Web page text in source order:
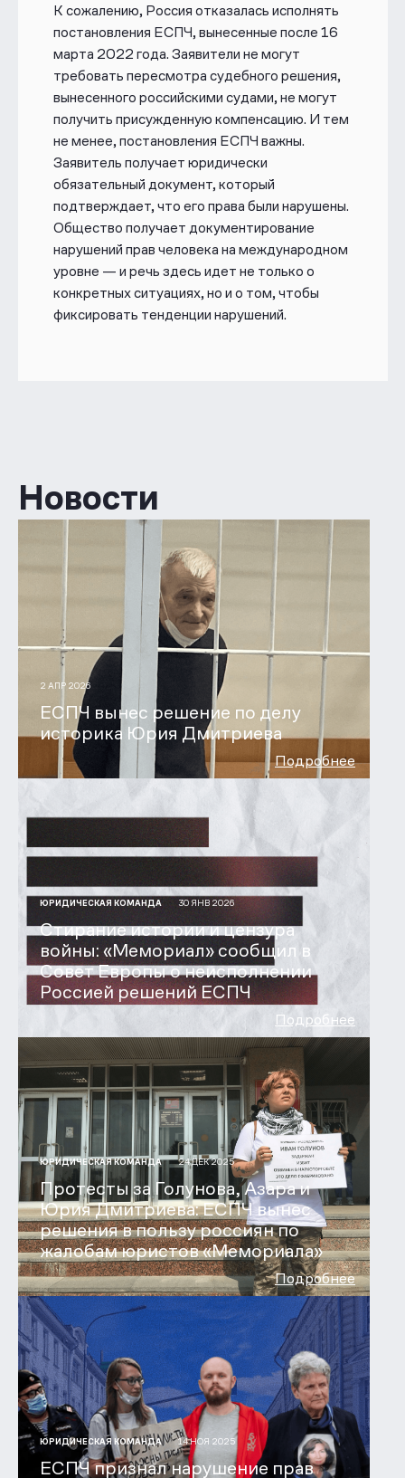
К сожалению, Россия отказалась исполнять
постановления ЕСПЧ, вынесенные после 16
марта 2022 года. Заявители не могут
требовать пересмотра судебного решения,
вынесенного российскими судами, не могут
получить присужденную компенсацию. И тем
не менее, постановления ЕСПЧ важны.
Заявитель получает юридически
обязательный документ, который
подтверждает, что его права были нарушены.
Общество получает документирование
нарушений прав человека на международном
уровне — и речь здесь идет не только о
конкретных ситуациях, но и о том, чтобы
фиксировать тенденции нарушений.
Новости
2 АПР 2026
ЕСПЧ вынес решение по делу
историка Юрия Дмитриева
Подробнее
ЮРИДИЧЕСКАЯ КОМАНДА 30 ЯНВ 2026
Стирание истории и цензура
войны: «Мемориал» сообщил в
Совет Европы о неисполнении
Россией решений ЕСПЧ
Подробнее
ЮРИДИЧЕСКАЯ КОМАНДА 24 ДЕК 2025
Протесты за Голунова, Азара и
Юрия Дмитриева: ЕСПЧ вынес
решения в пользу россиян по
жалобам юристов «Мемориала»
Подробнее
ЮРИДИЧЕСКАЯ КОМАНДА 14 НОЯ 2025
ЕСПЧ признал нарушение прав